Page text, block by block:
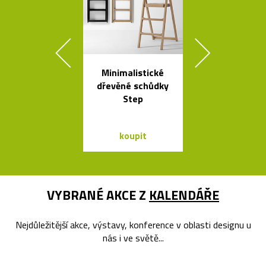
Minimalistické
dřevěné schůdky
Step
koupit
VYBRANÉ AKCE Z KALENDÁŘE
Nejdůležitější akce, výstavy, konference v oblasti designu u
nás i ve světě...